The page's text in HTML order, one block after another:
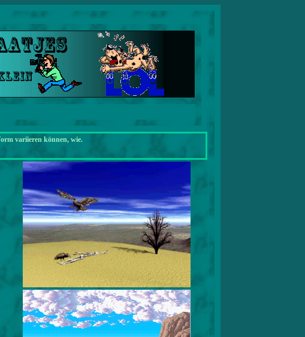
variieren können, wie.